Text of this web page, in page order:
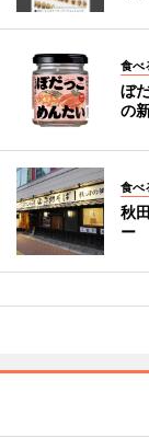
食べ
ぼ
の
食べ
秋
ー